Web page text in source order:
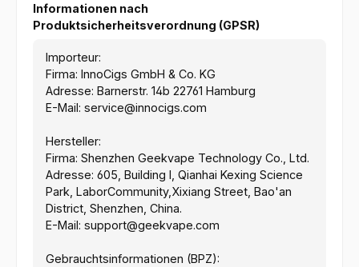
Informationen nach
Produktsicherheitsverordnung (GPSR)
Importeur:
Firma: InnoCigs GmbH & Co. KG
Adresse: Barnerstr. 14b 22761 Hamburg
E-Mail: service@innocigs.com
Hersteller:
Firma: Shenzhen Geekvape Technology Co., Ltd.
Adresse: 605, Building l, Qianhai Kexing Science
Park, LaborCommunity,Xixiang Street, Bao'an
District, Shenzhen, China.
E-Mail: support@geekvape.com
Gebrauchtsinformationen (BPZ):